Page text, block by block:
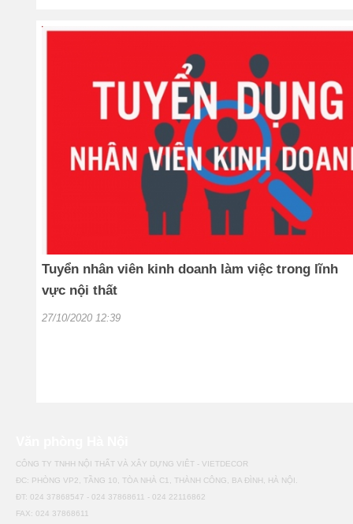
Tuyển nhân viên kinh doanh làm việc trong lĩnh
vực nội thất
27/10/2020 12:39
CÔNG TY TNHH NỘI THẤT VÀ XÂY DỰNG VIÊT - VIETDECOR
ĐC: PHÒNG VP2, TẦNG 10, TÒA NHÀ C1, THÀNH CÔNG, BA ĐÌNH, HÀ NỘI.
ĐT: 024 37868547 - 024 37868611 - 024 22116862
FAX: 024 37868611